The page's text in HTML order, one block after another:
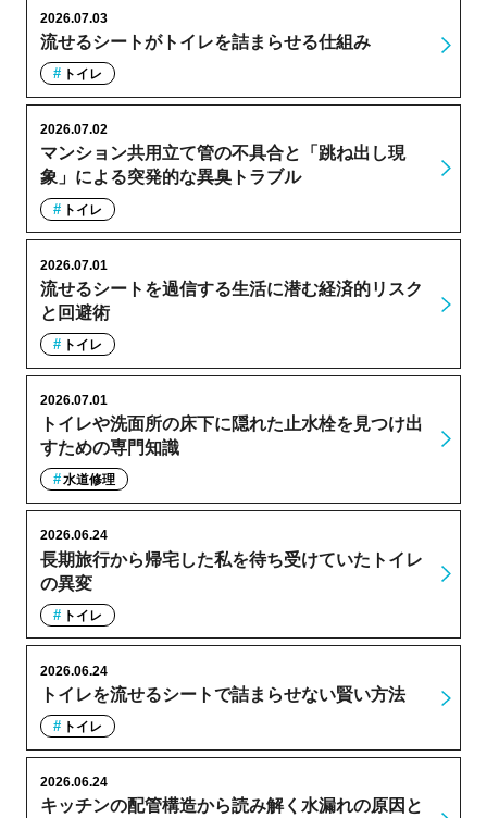
流せるシートがトイレを詰まらせる仕組み
2026.07.03
トイレ
マンション共用立て管の不具合と「跳ね出し現
象」による突発的な異臭トラブル
2026.07.02
トイレ
流せるシートを過信する生活に潜む経済的リスク
と回避術
2026.07.01
トイレ
トイレや洗面所の床下に隠れた止水栓を見つけ出
すための専門知識
2026.07.01
水道修理
長期旅行から帰宅した私を待ち受けていたトイレ
の異変
2026.06.24
トイレ
トイレを流せるシートで詰まらせない賢い方法
2026.06.24
トイレ
キッチンの配管構造から読み解く水漏れの原因と
2026.06.24